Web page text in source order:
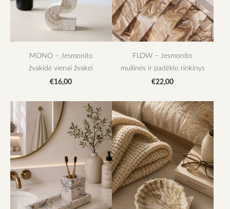
MONO – Jesmonito
žvakidė vienai žvakei
€16,00
FLOW – Jesmonito
muilinės ir padėklo rinkinys
€22,00